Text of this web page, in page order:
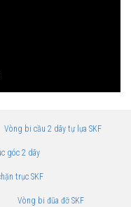
Vòng bi cầu 2 dãy tự lựa SKF
góc 2 dãy
trục SKF
Vòng bi đũa đỡ SKF